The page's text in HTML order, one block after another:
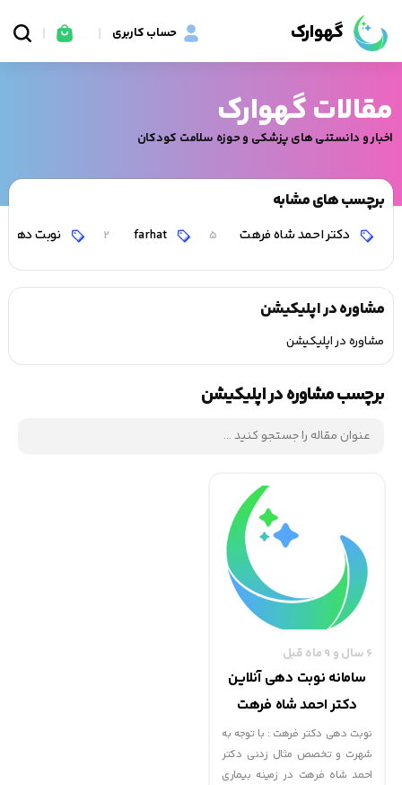
گهوارک حساب کاربری
مقالات گهوارک
اخبار و دانستنی های پزشکی و حوزه سلامت کودکان
برچسب های مشابه
دکتر احمد شاه فرهت 5
farhat
2 نوبت دهی
مشاوره در اپلیکیشن
مشاوره در اپلیکیشن
برچسب مشاوره در اپلیکیشن
6 سال و 9 ماه قبل
سامانه نوبت دهی آنلاین
دکتر احمد شاه فرهت
نوبت دهی دکتر فرهت : با توجه به
شهرت و تخصص مثال زدنی دکتر
احمد شاه فرهت در زمینه بیماری